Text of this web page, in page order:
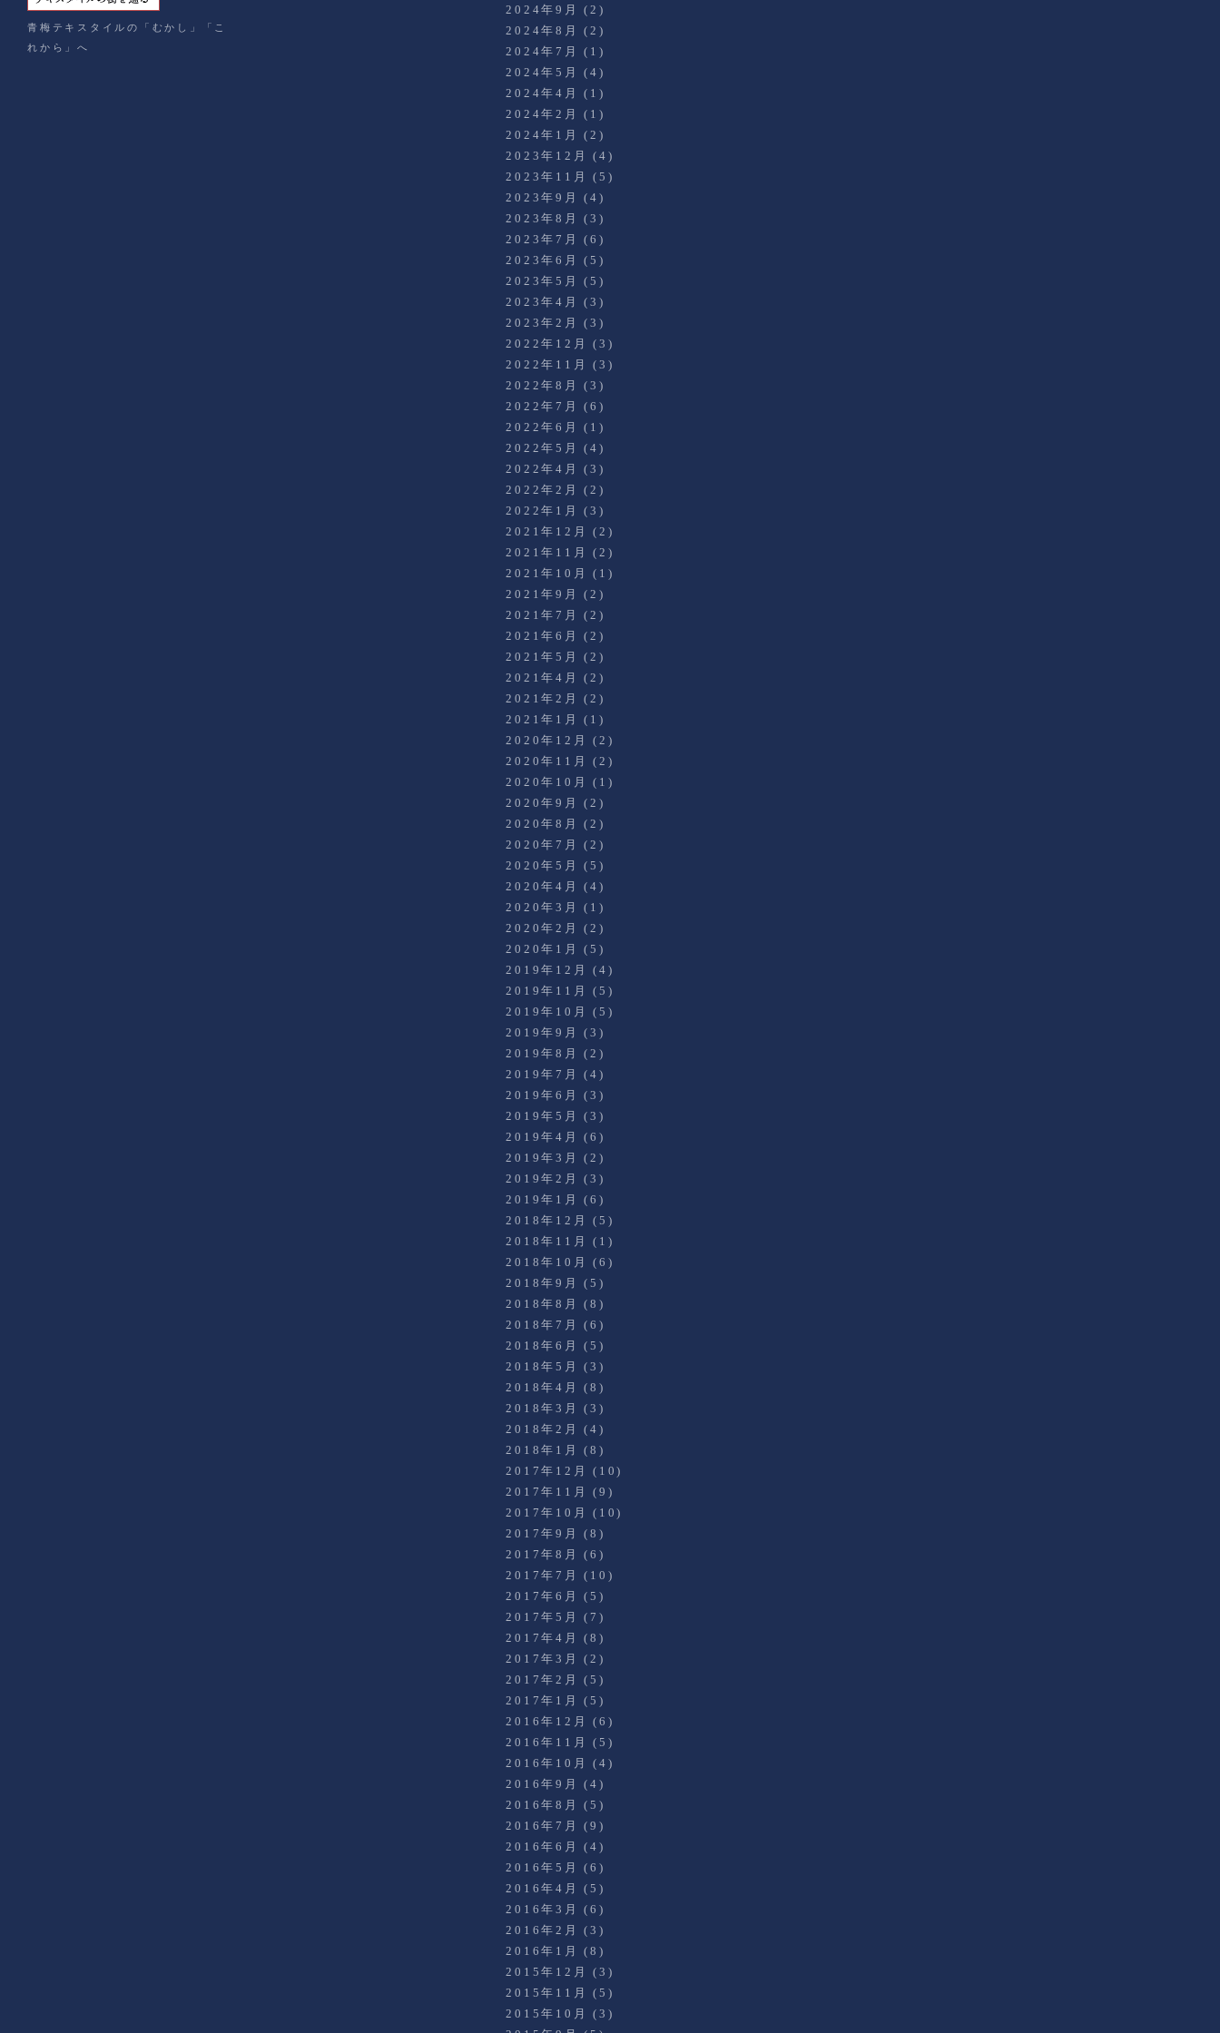
青梅テキスタイルの「むかし」「こ
れから」へ
2024年9月
(2)
2024年8月
(2)
2024年7月
(1)
2024年5月
(4)
2024年4月
(1)
2024年2月
(1)
2024年1月
(2)
2023年12月
(4)
2023年11月
(5)
2023年9月
(4)
2023年8月
(3)
2023年7月
(6)
2023年6月
(5)
2023年5月
(5)
2023年4月
(3)
2023年2月
(3)
2022年12月
(3)
2022年11月
(3)
2022年8月
(3)
2022年7月
(6)
2022年6月
(1)
2022年5月
(4)
2022年4月
(3)
2022年2月
(2)
2022年1月
(3)
2021年12月
(2)
2021年11月
(2)
2021年10月
(1)
2021年9月
(2)
2021年7月
(2)
2021年6月
(2)
2021年5月
(2)
2021年4月
(2)
2021年2月
(2)
2021年1月
(1)
2020年12月
(2)
2020年11月
(2)
2020年10月
(1)
2020年9月
(2)
2020年8月
(2)
2020年7月
(2)
2020年5月
(5)
2020年4月
(4)
2020年3月
(1)
2020年2月
(2)
2020年1月
(5)
2019年12月
(4)
2019年11月
(5)
2019年10月
(5)
2019年9月
(3)
2019年8月
(2)
2019年7月
(4)
2019年6月
(3)
2019年5月
(3)
2019年4月
(6)
2019年3月
(2)
2019年2月
(3)
2019年1月
(6)
2018年12月
(5)
2018年11月
(1)
2018年10月
(6)
2018年9月
(5)
2018年8月
(8)
2018年7月
(6)
2018年6月
(5)
2018年5月
(3)
2018年4月
(8)
2018年3月
(3)
2018年2月
(4)
2018年1月
(8)
2017年12月
(10)
2017年11月
(9)
2017年10月
(10)
2017年9月
(8)
2017年8月
(6)
2017年7月
(10)
2017年6月
(5)
2017年5月
(7)
2017年4月
(8)
2017年3月
(2)
2017年2月
(5)
2017年1月
(5)
2016年12月
(6)
2016年11月
(5)
2016年10月
(4)
2016年9月
(4)
2016年8月
(5)
2016年7月
(9)
2016年6月
(4)
2016年5月
(6)
2016年4月
(5)
2016年3月
(6)
2016年2月
(3)
2016年1月
(8)
2015年12月
(3)
2015年11月
(5)
2015年10月
(3)